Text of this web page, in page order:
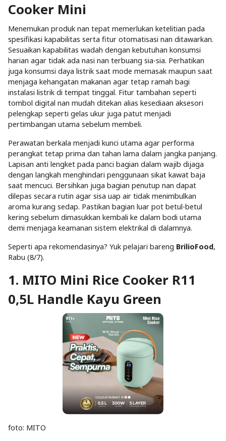
Cooker Mini
Menemukan produk nan tepat memerlukan ketelitian pada
spesifikasi kapabilitas serta fitur otomatisasi nan ditawarkan.
Sesuaikan kapabilitas wadah dengan kebutuhan konsumsi
harian agar tidak ada nasi nan terbuang sia-sia. Perhatikan
juga konsumsi daya listrik saat mode memasak maupun saat
menjaga kehangatan makanan agar tetap ramah bagi
instalasi listrik di tempat tinggal. Fitur tambahan seperti
tombol digital nan mudah ditekan alias kesediaan aksesori
pelengkap seperti gelas ukur juga patut menjadi
pertimbangan utama sebelum membeli.
Perawatan berkala menjadi kunci utama agar performa
perangkat tetap prima dan tahan lama dalam jangka panjang.
Lapisan anti lengket pada panci bagian dalam wajib dijaga
dengan langkah menghindari penggunaan sikat kawat baja
saat mencuci. Bersihkan juga bagian penutup nan dapat
dilepas secara rutin agar sisa uap air tidak menimbulkan
aroma kurang sedap. Pastikan bagian luar pot betul-betul
kering sebelum dimasukkan kembali ke dalam bodi utama
demi menjaga keamanan sistem elektrikal di dalamnya.
Seperti apa rekomendasinya? Yuk pelajari bareng BrilioFood,
Rabu (8/7).
1. MITO Mini Rice Cooker R11
0,5L Handle Kayu Green
foto: MITO